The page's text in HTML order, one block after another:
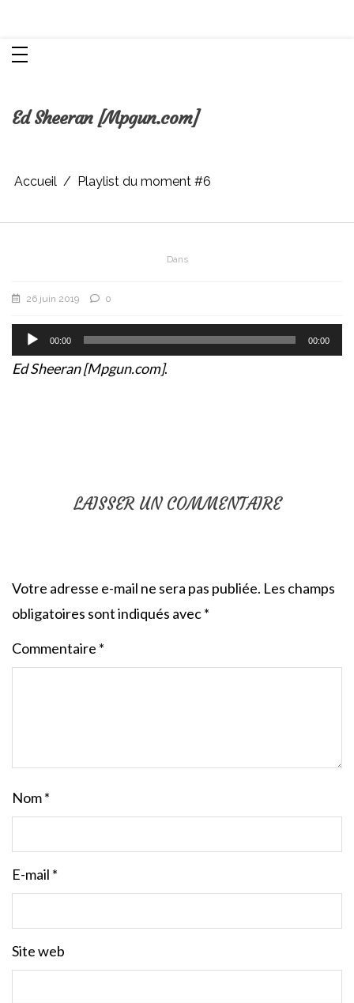
Ed Sheeran [Mpgun.com]
Accueil Playlist du moment #6
Dans
26 juin 2019 0
Lecteur
audio
00:00 00:00
Ed Sheeran [Mpgun.com].
LAISSER UN COMMENTAIRE
Votre adresse e-mail ne sera pas publiée. Les champs
obligatoires sont indiqués avec*
Commentaire *
Nom*
E-mail *
Site web